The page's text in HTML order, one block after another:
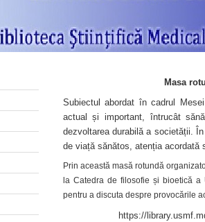
Masa
Subiectul abordat în cadrul
actual și important, întrucât
dezvoltarea durabilă a societății.
de viață sănătos, atenția acordată
Prin această masă rotundă
la Catedra de filosofie și bioetică a
pentru a discuta despre provocările
https://